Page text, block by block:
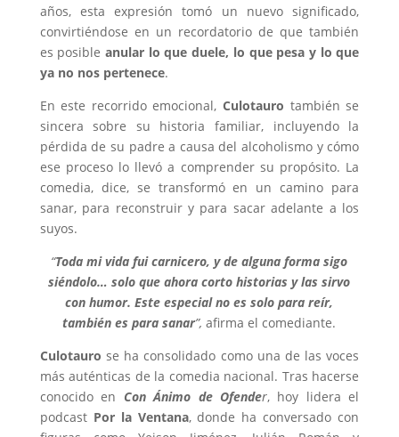
años, esta expresión tomó un nuevo significado,
convirtiéndose en un recordatorio de que también
es posibleanular lo que duele, lo que pesa y lo que
ya no nos pertenece.
En este recorrido emocional,Culotauro también se
sincera sobre su historia familiar, incluyendo la
pérdida de su padre a causa del alcoholismo y cómo
ese proceso lo llevó a comprender su propósito. La
comedia, dice, se transformó en un camino para
sanar, para reconstruir y para sacar adelante a los
suyos.
“Toda mi vida fui carnicero, y de alguna forma sigo
siéndolo… solo que ahora corto historias y las sirvo
con humor. Este especial no es solo para reír,
también es para sanar”,afirma el comediante.
Culotauro se ha consolidado como una de las voces
más auténticas de la comedia nacional. Tras hacerse
conocido en Con Ánimo de Ofender, hoy lidera el
podcast Por la Ventana, donde ha conversado con